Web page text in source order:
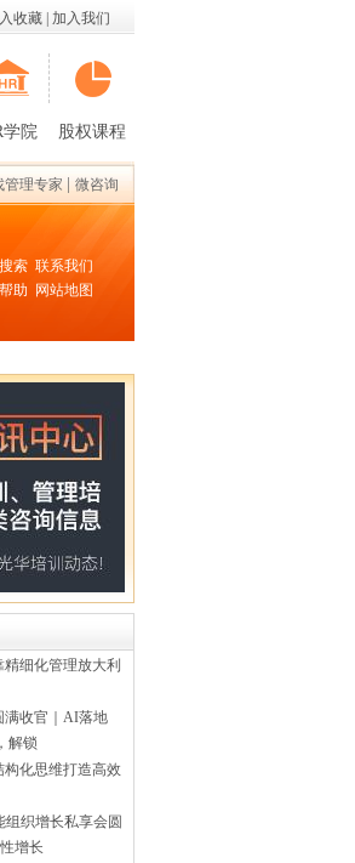
收藏 加入我们
学院 股权课程
管理专家 微咨询
索 联系我们
助
网站地图
细化管理放大利
满收官｜AI落地
解锁
化思维打造高效
织增长私享会圆
增长